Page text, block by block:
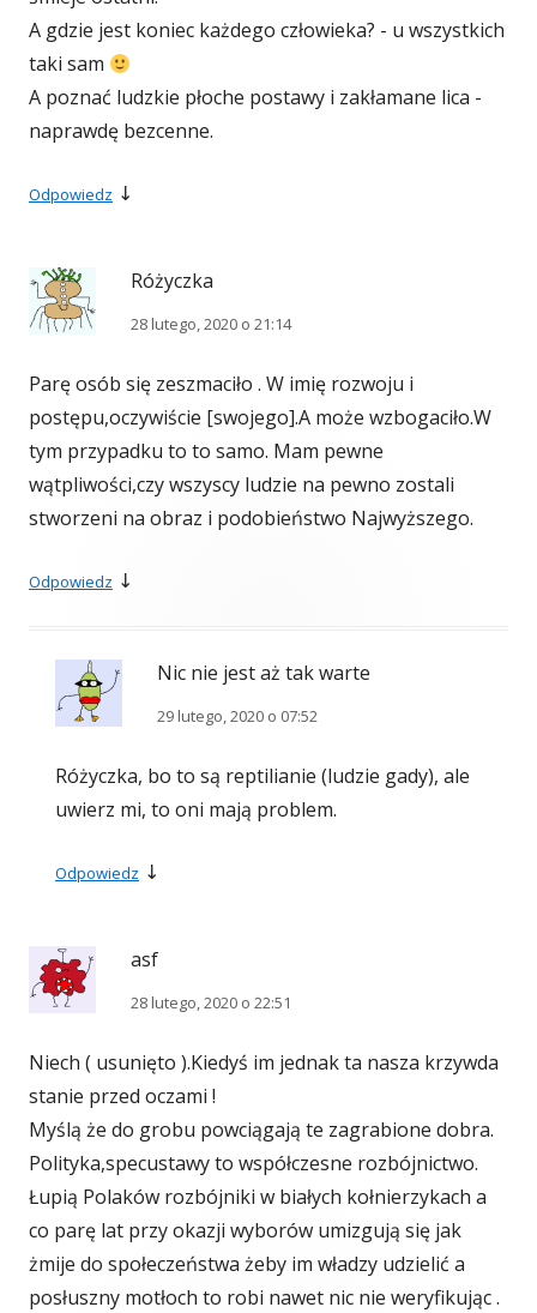
A gdzie jest koniec każdego człowieka? - u wszystkich
taki sam
A poznać ludzkie płoche postawy i zakłamane lica -
naprawdę bezcenne.
Odpowiedz ↓
Różyczka
28 lutego, 2020 o 21:14
Parę osób się zeszmaciło . W imię rozwoju i
postępu,oczywiście [swojego].A może wzbogaciło.W
tym przypadku to to samo. Mam pewne
wątpliwości,czy wszyscy ludzie na pewno zostali
stworzeni na obraz i podobieństwo Najwyższego.
Odpowiedz ↓
Nic nie jest aż tak warte
29 lutego, 2020 o 07:52
Różyczka, bo to są reptilianie (ludzie gady), ale
uwierz mi, to oni mają problem.
Odpowiedz ↓
asf
28 lutego, 2020 o 22:51
Niech ( usunięto ).Kiedyś im jednak ta nasza krzywda
stanie przed oczami !
Myślą że do grobu powciągają te zagrabione dobra.
Polityka,specustawy to współczesne rozbójnictwo.
Łupią Polaków rozbójniki w białych kołnierzykach a
co parę lat przy okazji wyborów umizgują się jak
żmije do społeczeństwa żeby im władzy udzielić a
posłuszny motłoch to robi nawet nic nie weryfikując .